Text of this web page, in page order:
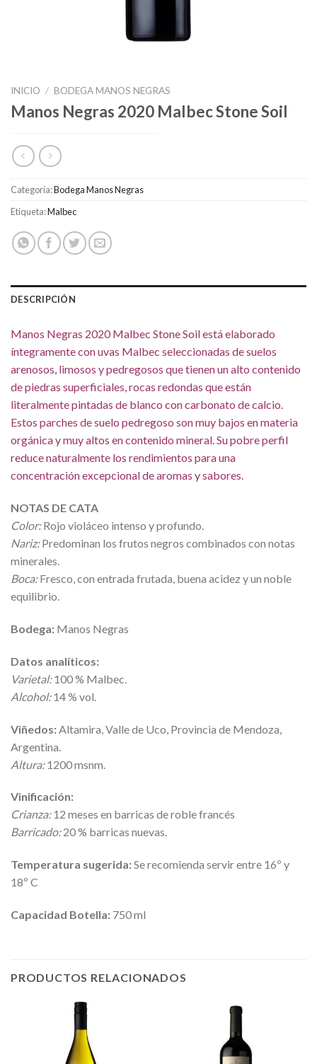
INICIO / BODEGA MANOS NEGRAS
Manos Negras 2020 Malbec Stone Soil
Categoría:Bodega Manos Negras
Etiqueta:Malbec
DESCRIPCIÓN
Manos Negras 2020 Malbec Stone Soil está elaborado
íntegramente con uvas Malbec seleccionadas de suelos
arenosos, limosos y pedregosos que tienen un alto contenido
de piedras superficiales, rocas redondas que están
literalmente pintadas de blanco con carbonato de calcio.
Estos parches de suelo pedregoso son muy bajos en materia
orgánica y muy altos en contenido mineral. Su pobre perfil
reduce naturalmente los rendimientos para una
concentración excepcional de aromas y sabores.
NOTAS DE CATA
Color:Rojo violáceo intenso y profundo.
Nariz:Predominan los frutos negros combinados con notas
minerales.
Boca:Fresco, con entrada frutada, buena acidez y un noble
equilibrio.
Bodega: Manos Negras
Datos analíticos:
Varietal:100 % Malbec.
Alcohol:14 % vol.
Viñedos: Altamira, Valle de Uco, Provincia de Mendoza,
Argentina.
Altura:1200 msnm.
Vinificación:
Crianza:12 meses en barricas de roble francés
Barricado:20 % barricas nuevas.
Temperatura sugerida:Se recomienda servir entre 16º y
18º C
Capacidad Botella: 750 ml
PRODUCTOS RELACIONADOS